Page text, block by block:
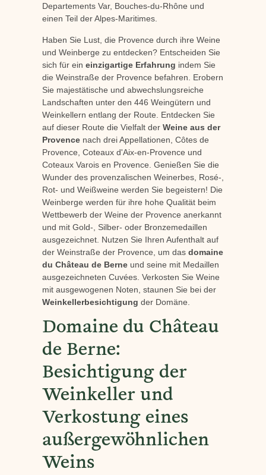
Departements Var, Bouches-du-Rhône und
einen Teil der Alpes-Maritimes.
Haben Sie Lust, die Provence durch ihre Weine
und Weinberge zu entdecken? Entscheiden Sie
sich für ein einzigartige Erfahrung indem Sie
die Weinstraße der Provence befahren. Erobern
Sie majestätische und abwechslungsreiche
Landschaften unter den 446 Weingütern und
Weinkellern entlang der Route. Entdecken Sie
auf dieser Route die Vielfalt der Weine aus der
Provencenach drei Appellationen, Côtes de
Provence, Coteaux d'Aix-en-Provence und
Coteaux Varois en Provence. Genießen Sie die
Wunder des provenzalischen Weinerbes, Rosé-,
Rot- und Weißweine werden Sie begeistern! Die
Weinberge werden für ihre hohe Qualität beim
Wettbewerb der Weine der Provence anerkannt
und mit Gold-, Silber- oder Bronzemedaillen
ausgezeichnet. Nutzen Sie Ihren Aufenthalt auf
der Weinstraße der Provence, um das domaine
du Château de Berneund seine mit Medaillen
ausgezeichneten Cuvées. Verkosten Sie Weine
mit ausgewogenen Noten, staunen Sie bei der
Weinkellerbesichtigung der Domäne.
Domaine du Château
de Berne:
Besichtigung der
Weinkeller und
Verkostung eines
außergewöhnlichen
Weins